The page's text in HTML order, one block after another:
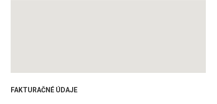
FAKTURAČNÉ ÚDAJE